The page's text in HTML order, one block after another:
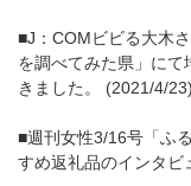
■J：COMビビる大木
を調べてみた県」に
きました。 (2021/4/23)
■週刊女性3/16号「ふ
すめ返礼品のインタ